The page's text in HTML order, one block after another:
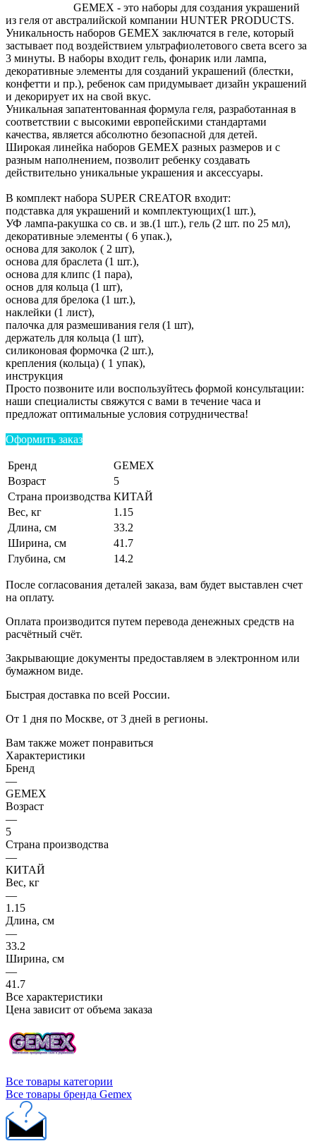
GEMEX - это наборы для создания украшений
из геля от австралийской компании HUNTER PRODUCTS.
Уникальность наборов GEMEX заключатся в геле, который
застывает под воздействием ультрафиолетового света всего за
3 минуты. В наборы входит гель, фонарик или лампа,
декоративные элементы для созданий украшений (блестки,
конфетти и пр.), ребенок сам придумывает дизайн украшений
и декорирует их на свой вкус.
Уникальная запатентованная формула геля, разработанная в
соответствии с высокими европейскими стандартами
качества, является абсолютно безопасной для детей.
Широкая линейка наборов GEMEX разных размеров и с
разным наполнением, позволит ребенку создавать
действительно уникальные украшения и аксессуары.
В комплект набора SUPER CREATOR входит:
подставка для украшений и комплектующих(1 шт.),
УФ лампа-ракушка со св. и зв.(1 шт.), гель (2 шт. по 25 мл),
декоративные элементы ( 6 упак.),
основа для заколок ( 2 шт),
основа для браслета (1 шт.),
основа для клипс (1 пара),
основ для кольца (1 шт),
основа для брелока (1 шт.),
наклейки (1 лист),
палочка для размешивания геля (1 шт),
держатель для кольца (1 шт),
силиконовая формочка (2 шт.),
крепления (кольца) ( 1 упак),
инструкция
Просто позвоните или воспользуйтесь формой консультации:
наши специалисты свяжутся с вами в течение часа и
предложат оптимальные условия сотрудничества!
Оформить заказ
Бренд
GEMEX
Возраст
5
Страна производства КИТАЙ
Вес, кг
1.15
Длина, см
33.2
Ширина, см
41.7
Глубина, см
14.2
После согласования деталей заказа, вам будет выставлен счет
на оплату.
Оплата производится путем перевода денежных средств на
расчётный счёт.
Закрывающие документы предоставляем в электронном или
бумажном виде.
Быстрая доставка по всей России.
От 1 дня по Москве, от 3 дней в регионы.
Вам также может понравиться
Характеристики
Бренд
—
GEMEX
Возраст
—
5
Страна производства
—
КИТАЙ
Вес, кг
—
1.15
Длина, см
—
33.2
Ширина, см
—
41.7
Все характеристики
Цена зависит от объема заказа
Все товары категории
Все товары бренда Gemex